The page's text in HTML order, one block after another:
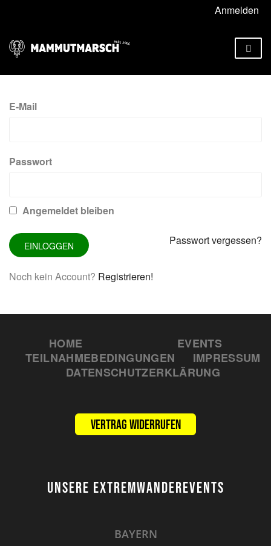
Anmelden
E-Mail
Passwort
Angemeldet bleiben
Passwort vergessen?
Noch kein Account? Registrieren!
HOME
EVENTS
TEILNAHMEBEDINGUNGEN
IMPRESSUM
DATENSCHUTZERKLÄRUNG
Vertrag widerrufen
UNSERE EXTREMWANDEREVENTS
BAYERN